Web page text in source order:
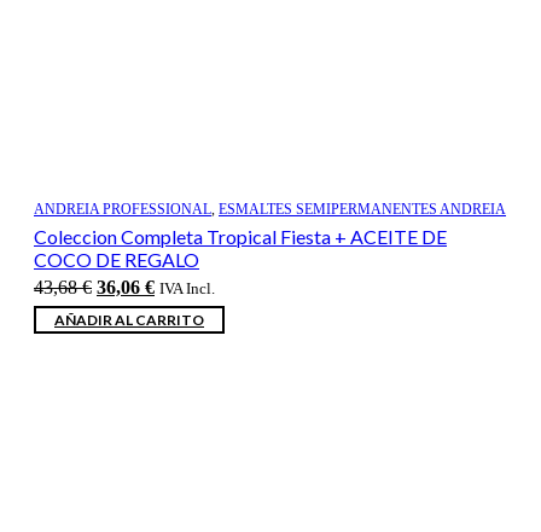
ANDREIA PROFESSIONAL, ESMALTES SEMIPERMANENTES ANDREIA
Coleccion Completa Tropical Fiesta + ACEITE DE
COCO DE REGALO
43,68€ El
precio
original
36,06 €El
precio
actual
IVA Incl.
AÑADIR AL CARRITO